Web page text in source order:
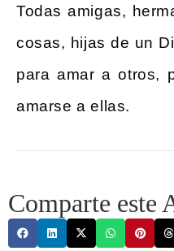
Todas amigas,
cosas, hijas de un
para amar a otros,
amarse a ellas.
Comparte este